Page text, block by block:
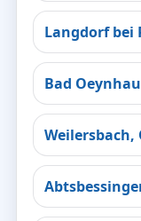
Langdorf bei
Bad